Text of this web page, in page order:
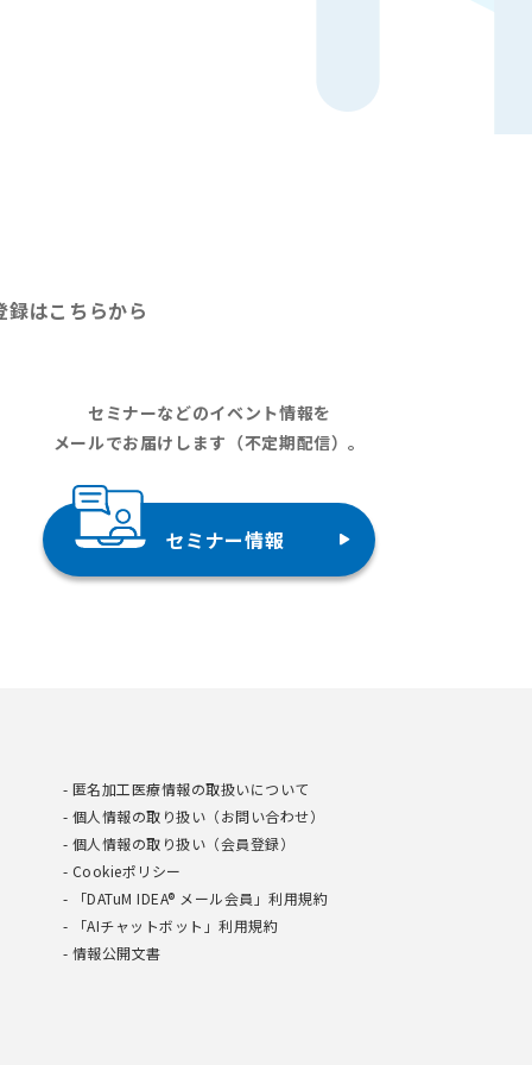
録はこちらから
セミナーなどのイベント情報を
メールでお届けします（不定期配信）。
セミナー情報
匿名加工医療情報の取扱いについて
個人情報の取り扱い（お問い合わせ）
個人情報の取り扱い（会員登録）
Cookieポリシー
「DATuM IDEA® メール会員」利用規約
「AIチャットボット」利用規約
情報公開文書